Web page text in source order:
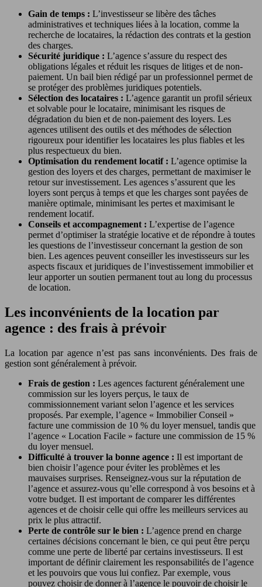
Gain de temps : L’investisseur se libère des tâches
administratives et techniques liées à la location, comme la
recherche de locataires, la rédaction des contrats et la gestion
des charges.
Sécurité juridique : L’agence s’assure du respect des
obligations légales et réduit les risques de litiges et de non-
paiement. Un bail bien rédigé par un professionnel permet de
se protéger des problèmes juridiques potentiels.
Sélection des locataires : L’agence garantit un profil sérieux
et solvable pour le locataire, minimisant les risques de
dégradation du bien et de non-paiement des loyers. Les
agences utilisent des outils et des méthodes de sélection
rigoureux pour identifier les locataires les plus fiables et les
plus respectueux du bien.
Optimisation du rendement locatif : L’agence optimise la
gestion des loyers et des charges, permettant de maximiser le
retour sur investissement. Les agences s’assurent que les
loyers sont perçus à temps et que les charges sont payées de
manière optimale, minimisant les pertes et maximisant le
rendement locatif.
Conseils et accompagnement : L’expertise de l’agence
permet d’optimiser la stratégie locative et de répondre à toutes
les questions de l’investisseur concernant la gestion de son
bien. Les agences peuvent conseiller les investisseurs sur les
aspects fiscaux et juridiques de l’investissement immobilier et
leur apporter un soutien permanent tout au long du processus
de location.
Les inconvénients de la location par
agence : des frais à prévoir
La location par agence n’est pas sans inconvénients. Des frais de
gestion sont généralement à prévoir.
Frais de gestion : Les agences facturent généralement une
commission sur les loyers perçus, le taux de
commissionnement variant selon l’agence et les services
proposés. Par exemple, l’agence « Immobilier Conseil »
facture une commission de 10 % du loyer mensuel, tandis que
l’agence « Location Facile » facture une commission de 15 %
du loyer mensuel.
Difficulté à trouver la bonne agence : Il est important de
bien choisir l’agence pour éviter les problèmes et les
mauvaises surprises. Renseignez-vous sur la réputation de
l’agence et assurez-vous qu’elle correspond à vos besoins et à
votre budget. Il est important de comparer les différentes
agences et de choisir celle qui offre les meilleurs services au
prix le plus attractif.
Perte de contrôle sur le bien : L’agence prend en charge
certaines décisions concernant le bien, ce qui peut être perçu
comme une perte de liberté par certains investisseurs. Il est
important de définir clairement les responsabilités de l’agence
et les pouvoirs que vous lui confiez. Par exemple, vous
pouvez choisir de donner à l’agence le pouvoir de choisir le